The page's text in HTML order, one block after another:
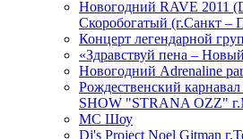
Новогодний RAVE 2011
Скоробогатый (г.Санкт –
Концерт легендарной
«Здравствуй пена –
Новогодний Adrenaline
Рождественский
SHOW "STRANA OZZ"
MC Шоу
Dj's Project Noel Gitman